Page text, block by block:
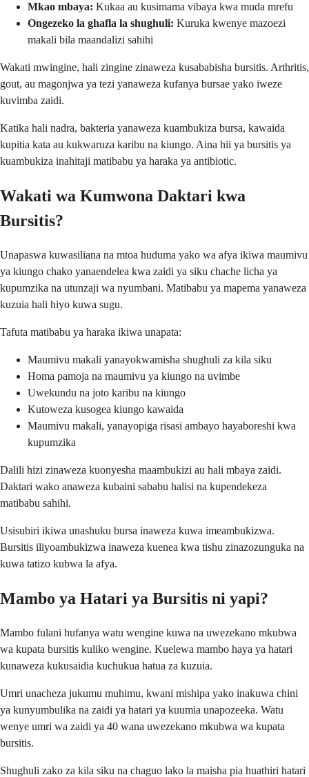
Mkao mbaya: Kukaa au kusimama vibaya kwa muda mrefu
Ongezeko la ghafla la shughuli: Kuruka kwenye mazoezi
makali bila maandalizi sahihi
Wakati mwingine, hali zingine zinaweza kusababisha bursitis. Arthritis,
gout, au magonjwa ya tezi yanaweza kufanya bursae yako iweze
kuvimba zaidi.
Katika hali nadra, bakteria yanaweza kuambukiza bursa, kawaida
kupitia kata au kukwaruza karibu na kiungo. Aina hii ya bursitis ya
kuambukiza inahitaji matibabu ya haraka ya antibiotic.
Wakati wa Kumwona Daktari kwa
Bursitis?
Unapaswa kuwasiliana na mtoa huduma yako wa afya ikiwa maumivu
ya kiungo chako yanaendelea kwa zaidi ya siku chache licha ya
kupumzika na utunzaji wa nyumbani. Matibabu ya mapema yanaweza
kuzuia hali hiyo kuwa sugu.
Tafuta matibabu ya haraka ikiwa unapata:
Maumivu makali yanayokwamisha shughuli za kila siku
Homa pamoja na maumivu ya kiungo na uvimbe
Uwekundu na joto karibu na kiungo
Kutoweza kusogea kiungo kawaida
Maumivu makali, yanayopiga risasi ambayo hayaboreshi kwa
kupumzika
Dalili hizi zinaweza kuonyesha maambukizi au hali mbaya zaidi.
Daktari wako anaweza kubaini sababu halisi na kupendekeza
matibabu sahihi.
Usisubiri ikiwa unashuku bursa inaweza kuwa imeambukizwa.
Bursitis iliyoambukizwa inaweza kuenea kwa tishu zinazozunguka na
kuwa tatizo kubwa la afya.
Mambo ya Hatari ya Bursitis ni yapi?
Mambo fulani hufanya watu wengine kuwa na uwezekano mkubwa
wa kupata bursitis kuliko wengine. Kuelewa mambo haya ya hatari
kunaweza kukusaidia kuchukua hatua za kuzuia.
Umri unacheza jukumu muhimu, kwani mishipa yako inakuwa chini
ya kunyumbulika na zaidi ya hatari ya kuumia unapozeeka. Watu
wenye umri wa zaidi ya 40 wana uwezekano mkubwa wa kupata
bursitis.
Shughuli zako za kila siku na chaguo lako la maisha pia huathiri hatari